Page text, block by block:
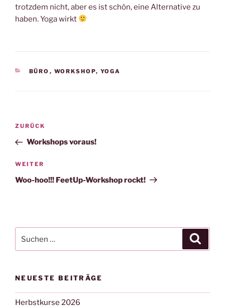
trotzdem nicht, aber es ist schön, eine Alternative zu
haben. Yoga wirkt
KATEGORIEN
BÜRO , WORKSHOP, YOGA
Beitragsnavigation
Vorheriger
Beitrag
ZURÜCK
Workshops voraus!
Nächster
Beitrag
WEITER
Woo-hoo!!! FeetUp-Workshop rockt!
nach:
NEUESTE BEITRÄGE
Herbstkurse 2026